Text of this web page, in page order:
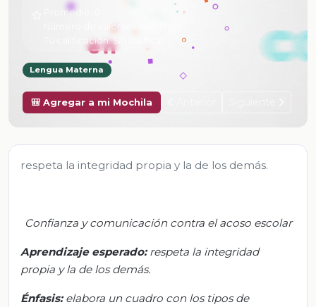
Promedio:
Número de valoraciones:
Tu calificación:Sin calificar
Lengua Materna
🎒 Agregar a mi Mochila
respeta la integridad propia y la de los demás.
Confianza y comunicación contra el acoso escolar
Aprendizaje esperado: respeta la integridad
propia y la de los demás.
Énfasis:elabora un cuadro con los tipos de